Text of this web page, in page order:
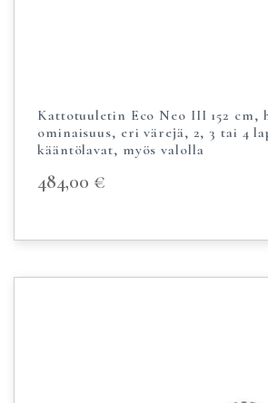
Kattotuuletin Eco Neo III 152 cm,
ominaisuus, eri värejä, 2, 3 tai 4
kääntölavat, myös valolla
484,00 €